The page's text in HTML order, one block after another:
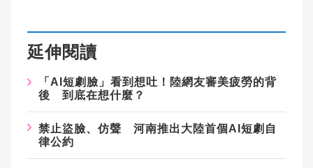
延伸閱讀
「AI短劇臉」看到想吐！陸網友審美疲勞的背
後 到底在想什麼？
禁止盜臉、仿聲 河南推出大陸首個AI短劇自
律公約